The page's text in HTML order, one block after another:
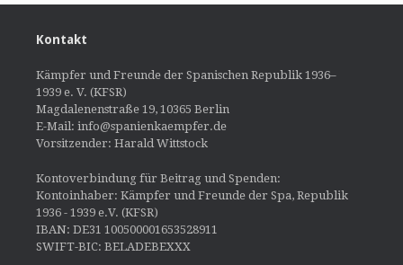
Kontakt
Kämpfer und Freunde der Spanischen Republik 1936–
1939 e. V. (KFSR)
Magdalenenstraße 19, 10365 Berlin
E-Mail: info@spanienkaempfer.de
Vorsitzender: Harald Wittstock
Kontoverbindung für Beitrag und Spenden:
Kontoinhaber: Kämpfer und Freunde der Spa, Republik
1936 - 1939 e.V. (KFSR)
IBAN: DE31 100500001653528911
SWIFT-BIC: BELADEBEXXX